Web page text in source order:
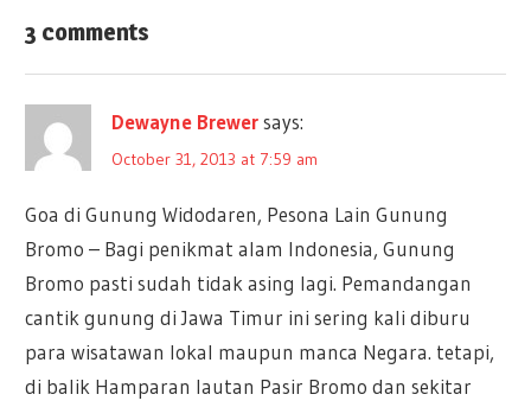
navigation
3 comments
Dewayne Brewer says:
October 31, 2013 at 7:59 am
Goa di Gunung Widodaren, Pesona Lain Gunung
Bromo – Bagi penikmat alam Indonesia, Gunung
Bromo pasti sudah tidak asing lagi. Pemandangan
cantik gunung di Jawa Timur ini sering kali diburu
para wisatawan lokal maupun manca Negara. tetapi,
di balik Hamparan lautan Pasir Bromo dan sekitar